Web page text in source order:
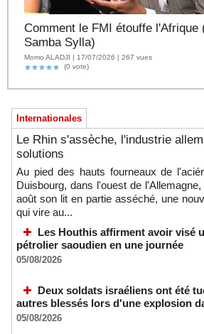
Comment le FMI étouffe l'Afrique
Samba Sylla)
Momo ALADJI | 17/07/2026 | 267 vues
(0 vote)
Internationales
Le Rhin s'assèche, l'industrie
solutions
Au pied des hauts fourneaux de
Duisbourg, dans l'ouest de
août son lit en partie asséché, une
qui vire au...
Les Houthis affirment avoir visé
pétrolier saoudien en une journée
05/08/2026
Deux soldats israéliens ont été
autres blessés lors d'une explosion
05/08/2026